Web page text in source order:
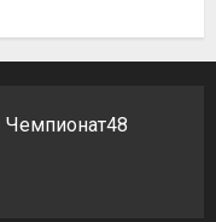
| Чемпионат48